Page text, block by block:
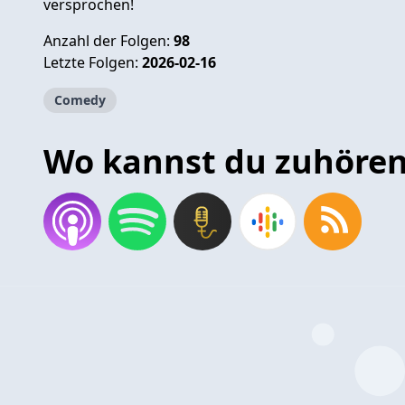
versprochen!
Anzahl der Folgen: 98
Letzte Folgen: 2026-02-16
Comedy
Wo kannst du